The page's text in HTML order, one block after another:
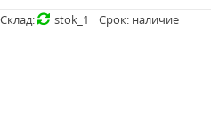
Склад: stok_1 Срок: наличие